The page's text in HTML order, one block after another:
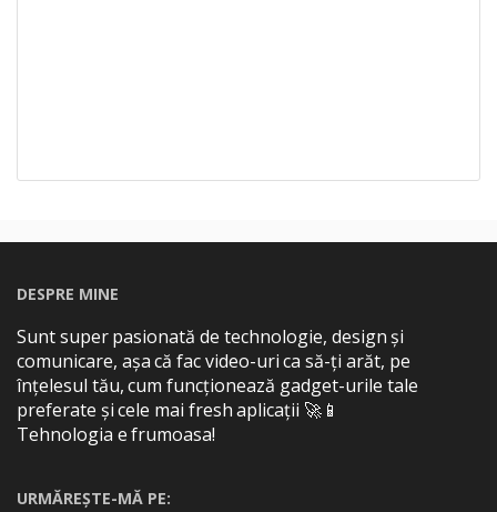
DESPRE MINE
Sunt super pasionată de technologie, design și
comunicare, așa că fac video-uri ca să-ți arăt, pe
înțelesul tău, cum funcționează gadget-urile tale
preferate și cele mai fresh aplicații 🚀📱
Tehnologia e frumoasa!
URMĂREȘTE-MĂ PE: